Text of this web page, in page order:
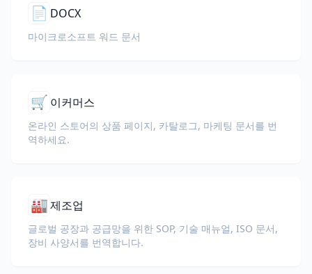
📄 DOCX
마이크로소프트 워드 문서
🛒 이커머스
온라인 스토어의 상품 페이지, 카탈로그, 마케팅 문서를 번
역하세요.
🏭제조업
글로벌 공장과 공급망을 위한 SOP, 기술 매뉴얼, ISO 문서,
장비 사양서를 번역합니다.